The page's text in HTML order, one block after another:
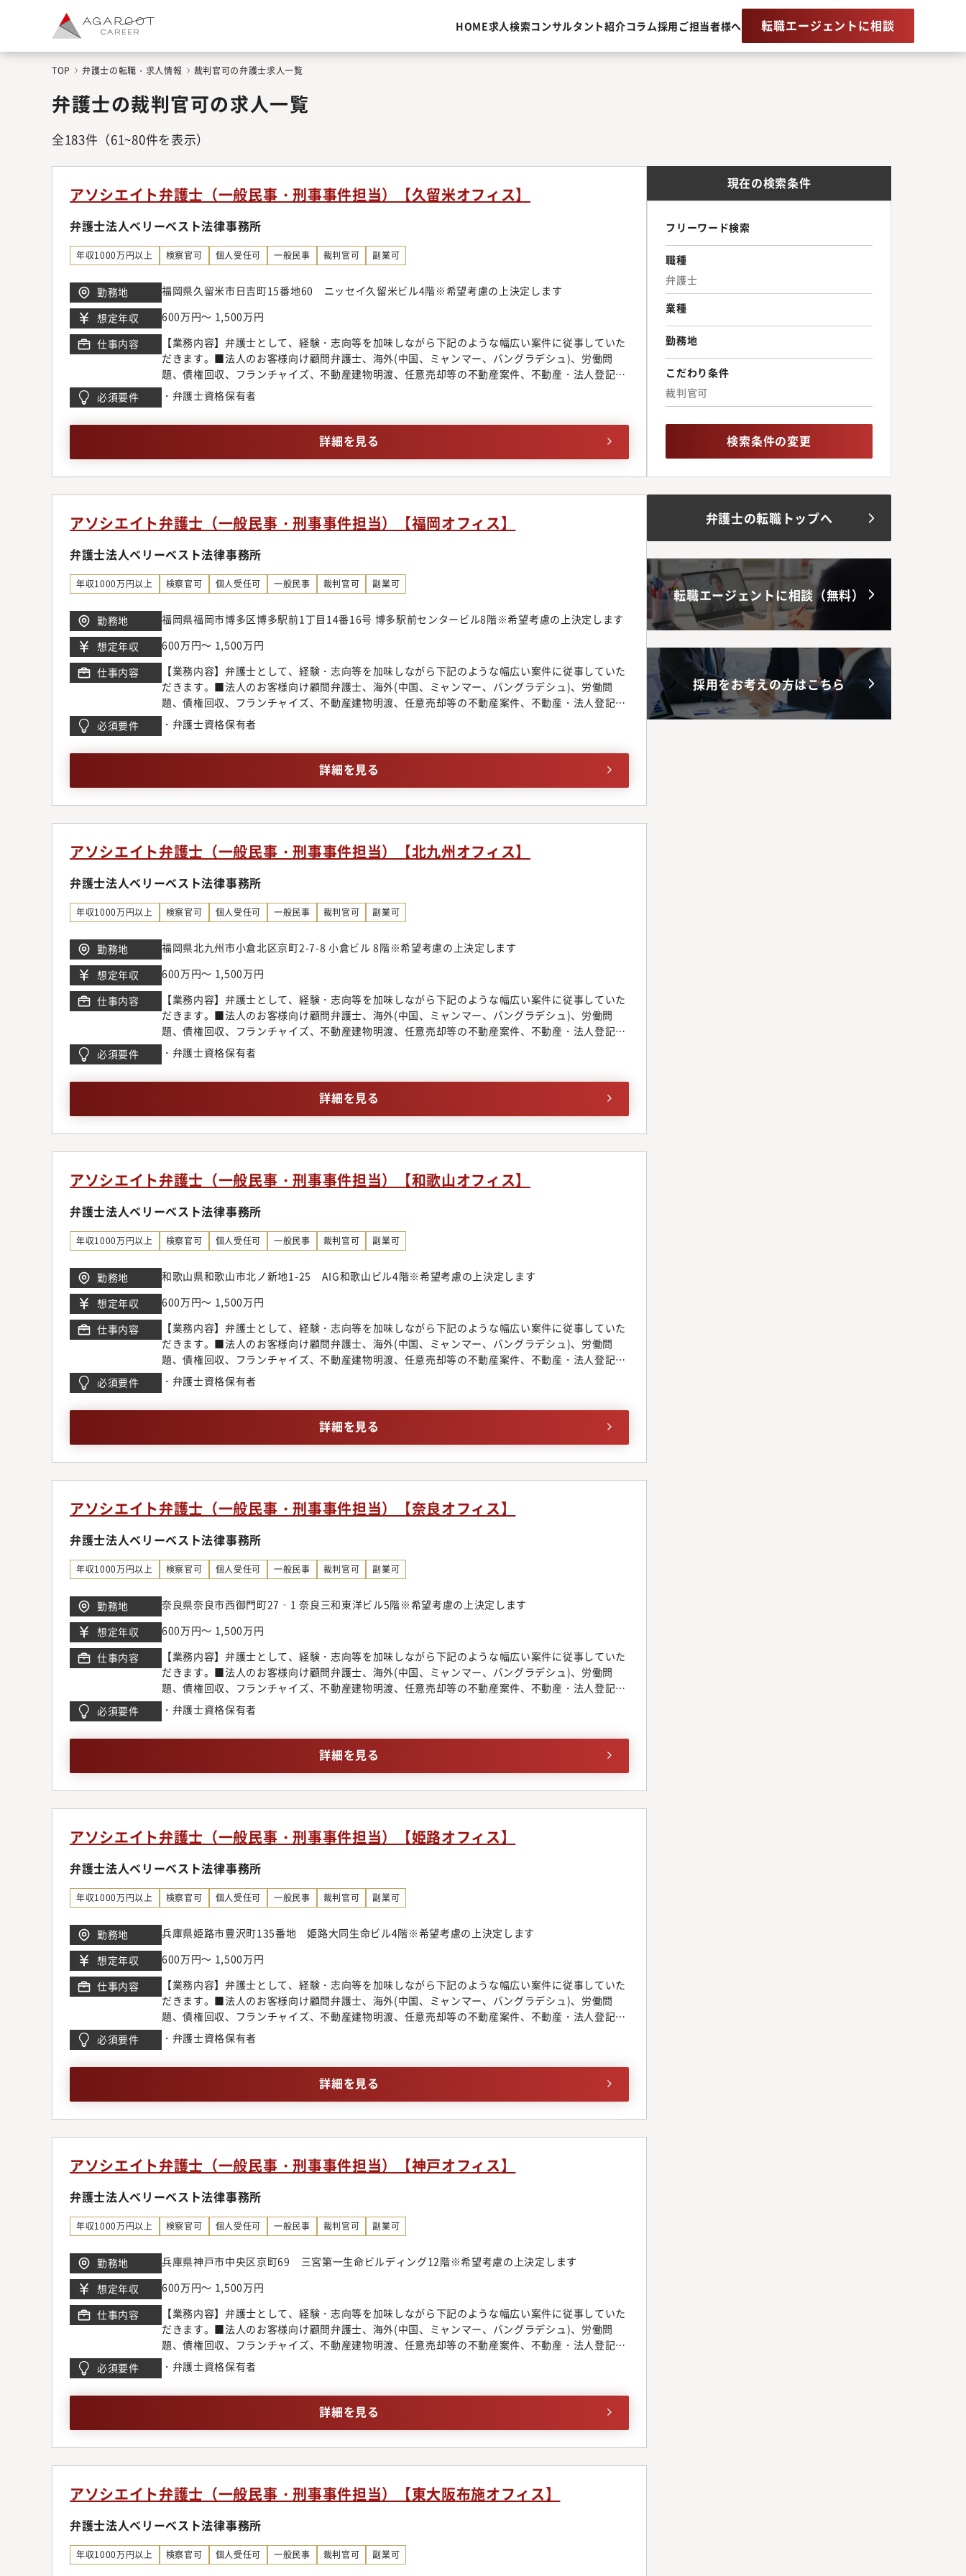
HOME求人検索コンサルタント紹介コラム採用ご担当者様へ 転職エージェントに相談
TOP 弁護士の転職・求人情報 裁判官可の弁護士求人一覧
弁護士の裁判官可の求人一覧
全183件 （61~80件を表示）
アソシエイト弁護士（一般民事・刑事事件担当）【久留米オフィス】
弁護士法人ベリーベスト法律事務所
年収1000万円以上 検察官可 個人受任可 一般民事 裁判官可 副業可
勤務地
福岡県久留米市日吉町15番地60 ニッセイ久留米ビル4階※希望考慮の上決定します
想定年収
600万円～ 1,500万円
仕事内容
【業務内容】弁護士として、経験・志向等を加味しながら下記のような幅広い案件に従事していた
だきます。■法人のお客様向け顧問弁護士、海外(中国、ミャンマー、バングラデシュ)、労働問
題、債権回収、フランチャイズ、不動産建物明渡、任意売却等の不動産案件、不動産・法人登記、
企業倒産、為替デリバティブ問題、各種契約案件、ITビジネス法務、コーポレートガバナンス、
M&A、ベンチャー法務、IPO法務、事業承継、訴訟案件、紛争案件、知的財産、スポーツエンター
テイメント、国際取引、外国人のビザ申請■個人のお客様向け交通事故、B型肝炎訴訟給付金請
求、離婚問題、刑事弁護、債務整理、遺産相続、労働問題、債権回収、消費者被害、外国人のビザ
は各専門チーム毎にマーケティングの段階から弁護士が関わる仕組みを構築しています。マーケ
ティングチームのスタッフの助けを借りながら、どうすれば案件を獲得できるかを弁護士が主体的
に考えています。また、顧客獲得の見込みがある程度立ったクロージングの段階では、弁護士にも
営業同行をお願いしている為、営業のノウハウも身に着けることが可能です。◆業界最先端のビジ
ネスモデルでの実務経験一般民事を扱う法律事務所の中には、価格帯が不明瞭であったり、実績が
少なく専門性に欠ける事務所も残念ながら存在します。同事務所においては明朗会計とクライアン
ト視点に立ったリーズナブルな料金体系を構築し、あらゆる分野を手掛ける専任の弁護士が在籍。
マーケットのニーズに応じ、今後は企業法務領域に今まで以上に大きく切り込んで行くことを考え
ています。【サポート制度について】誰もが能力を発揮できる理想の法律事務所を目指し、同事務
域が広いからこそ、配属や専門領域についてミスマッチを防ぐべく、きめ細やかなサポート体制を
敷いています。【キャリアステップについて】入社後、まずは幅広い分野の仕事に触れていただ
き、2年目以降に関心の高い分野で専門性を高めていっていただきます。ゆくゆくは、より高度な
案件に挑戦しつつ後輩弁護士の育成にも携わっていただきます。経験を積み、講演・セミナーの講
必須要件 ・弁護士資格保有者
詳細を見る
アソシエイト弁護士（一般民事・刑事事件担当）【福岡オフィス】
弁護士法人ベリーベスト法律事務所
年収1000万円以上 検察官可 個人受任可 一般民事 裁判官可 副業可
勤務地
福岡県福岡市博多区博多駅前1丁目14番16号 博多駅前センタービル8階※希望考慮の上決定します
想定年収
600万円～ 1,500万円
仕事内容
【業務内容】弁護士として、経験・志向等を加味しながら下記のような幅広い案件に従事していた
だきます。■法人のお客様向け顧問弁護士、海外(中国、ミャンマー、バングラデシュ)、労働問
題、債権回収、フランチャイズ、不動産建物明渡、任意売却等の不動産案件、不動産・法人登記、
企業倒産、為替デリバティブ問題、各種契約案件、ITビジネス法務、コーポレートガバナンス、
M&A、ベンチャー法務、IPO法務、事業承継、訴訟案件、紛争案件、知的財産、スポーツエンター
テイメント、国際取引、外国人のビザ申請■個人のお客様向け交通事故、B型肝炎訴訟給付金請
求、離婚問題、刑事弁護、債務整理、遺産相続、労働問題、債権回収、消費者被害、外国人のビザ
は各専門チーム毎にマーケティングの段階から弁護士が関わる仕組みを構築しています。マーケ
ティングチームのスタッフの助けを借りながら、どうすれば案件を獲得できるかを弁護士が主体的
に考えています。また、顧客獲得の見込みがある程度立ったクロージングの段階では、弁護士にも
営業同行をお願いしている為、営業のノウハウも身に着けることが可能です。◆業界最先端のビジ
ネスモデルでの実務経験一般民事を扱う法律事務所の中には、価格帯が不明瞭であったり、実績が
少なく専門性に欠ける事務所も残念ながら存在します。同事務所においては明朗会計とクライアン
ト視点に立ったリーズナブルな料金体系を構築し、あらゆる分野を手掛ける専任の弁護士が在籍。
マーケットのニーズに応じ、今後は企業法務領域に今まで以上に大きく切り込んで行くことを考え
ています。【サポート制度について】誰もが能力を発揮できる理想の法律事務所を目指し、同事務
域が広いからこそ、配属や専門領域についてミスマッチを防ぐべく、きめ細やかなサポート体制を
敷いています。【キャリアステップについて】入社後、まずは幅広い分野の仕事に触れていただ
き、2年目以降に関心の高い分野で専門性を高めていっていただきます。ゆくゆくは、より高度な
案件に挑戦しつつ後輩弁護士の育成にも携わっていただきます。経験を積み、講演・セミナーの講
必須要件 ・弁護士資格保有者
詳細を見る
アソシエイト弁護士（一般民事・刑事事件担当）【北九州オフィス】
弁護士法人ベリーベスト法律事務所
年収1000万円以上 検察官可 個人受任可 一般民事 裁判官可 副業可
勤務地
福岡県北九州市小倉北区京町2-7-8 小倉ビル 8階※希望考慮の上決定します
想定年収
600万円～ 1,500万円
仕事内容
【業務内容】弁護士として、経験・志向等を加味しながら下記のような幅広い案件に従事していた
だきます。■法人のお客様向け顧問弁護士、海外(中国、ミャンマー、バングラデシュ)、労働問
題、債権回収、フランチャイズ、不動産建物明渡、任意売却等の不動産案件、不動産・法人登記、
企業倒産、為替デリバティブ問題、各種契約案件、ITビジネス法務、コーポレートガバナンス、
M&A、ベンチャー法務、IPO法務、事業承継、訴訟案件、紛争案件、知的財産、スポーツエンター
テイメント、国際取引、外国人のビザ申請■個人のお客様向け交通事故、B型肝炎訴訟給付金請
求、離婚問題、刑事弁護、債務整理、遺産相続、労働問題、債権回収、消費者被害、外国人のビザ
は各専門チーム毎にマーケティングの段階から弁護士が関わる仕組みを構築しています。マーケ
ティングチームのスタッフの助けを借りながら、どうすれば案件を獲得できるかを弁護士が主体的
に考えています。また、顧客獲得の見込みがある程度立ったクロージングの段階では、弁護士にも
営業同行をお願いしている為、営業のノウハウも身に着けることが可能です。◆業界最先端のビジ
ネスモデルでの実務経験一般民事を扱う法律事務所の中には、価格帯が不明瞭であったり、実績が
少なく専門性に欠ける事務所も残念ながら存在します。同事務所においては明朗会計とクライアン
ト視点に立ったリーズナブルな料金体系を構築し、あらゆる分野を手掛ける専任の弁護士が在籍。
マーケットのニーズに応じ、今後は企業法務領域に今まで以上に大きく切り込んで行くことを考え
ています。【サポート制度について】誰もが能力を発揮できる理想の法律事務所を目指し、同事務
域が広いからこそ、配属や専門領域についてミスマッチを防ぐべく、きめ細やかなサポート体制を
敷いています。【キャリアステップについて】入社後、まずは幅広い分野の仕事に触れていただ
き、2年目以降に関心の高い分野で専門性を高めていっていただきます。ゆくゆくは、より高度な
案件に挑戦しつつ後輩弁護士の育成にも携わっていただきます。経験を積み、講演・セミナーの講
必須要件 ・弁護士資格保有者
詳細を見る
アソシエイト弁護士（一般民事・刑事事件担当）【和歌山オフィス】
弁護士法人ベリーベスト法律事務所
年収1000万円以上 検察官可 個人受任可 一般民事 裁判官可 副業可
勤務地
和歌山県和歌山市北ノ新地1-25 AIG和歌山ビル4階※希望考慮の上決定します
想定年収
600万円～ 1,500万円
仕事内容
【業務内容】弁護士として、経験・志向等を加味しながら下記のような幅広い案件に従事していた
だきます。■法人のお客様向け顧問弁護士、海外(中国、ミャンマー、バングラデシュ)、労働問
題、債権回収、フランチャイズ、不動産建物明渡、任意売却等の不動産案件、不動産・法人登記、
企業倒産、為替デリバティブ問題、各種契約案件、ITビジネス法務、コーポレートガバナンス、
M&A、ベンチャー法務、IPO法務、事業承継、訴訟案件、紛争案件、知的財産、スポーツエンター
テイメント、国際取引、外国人のビザ申請■個人のお客様向け交通事故、B型肝炎訴訟給付金請
求、離婚問題、刑事弁護、債務整理、遺産相続、労働問題、債権回収、消費者被害、外国人のビザ
は各専門チーム毎にマーケティングの段階から弁護士が関わる仕組みを構築しています。マーケ
ティングチームのスタッフの助けを借りながら、どうすれば案件を獲得できるかを弁護士が主体的
に考えています。また、顧客獲得の見込みがある程度立ったクロージングの段階では、弁護士にも
営業同行をお願いしている為、営業のノウハウも身に着けることが可能です。◆業界最先端のビジ
ネスモデルでの実務経験一般民事を扱う法律事務所の中には、価格帯が不明瞭であったり、実績が
少なく専門性に欠ける事務所も残念ながら存在します。同事務所においては明朗会計とクライアン
ト視点に立ったリーズナブルな料金体系を構築し、あらゆる分野を手掛ける専任の弁護士が在籍。
マーケットのニーズに応じ、今後は企業法務領域に今まで以上に大きく切り込んで行くことを考え
ています。【サポート制度について】誰もが能力を発揮できる理想の法律事務所を目指し、同事務
域が広いからこそ、配属や専門領域についてミスマッチを防ぐべく、きめ細やかなサポート体制を
敷いています。【キャリアステップについて】入社後、まずは幅広い分野の仕事に触れていただ
き、2年目以降に関心の高い分野で専門性を高めていっていただきます。ゆくゆくは、より高度な
案件に挑戦しつつ後輩弁護士の育成にも携わっていただきます。経験を積み、講演・セミナーの講
必須要件 ・弁護士資格保有者
詳細を見る
アソシエイト弁護士（一般民事・刑事事件担当）【奈良オフィス】
弁護士法人ベリーベスト法律事務所
年収1000万円以上 検察官可 個人受任可 一般民事 裁判官可 副業可
勤務地
奈良県奈良市西御門町27‐1 奈良三和東洋ビル5階※希望考慮の上決定します
想定年収
600万円～ 1,500万円
仕事内容
【業務内容】弁護士として、経験・志向等を加味しながら下記のような幅広い案件に従事していた
だきます。■法人のお客様向け顧問弁護士、海外(中国、ミャンマー、バングラデシュ)、労働問
題、債権回収、フランチャイズ、不動産建物明渡、任意売却等の不動産案件、不動産・法人登記、
企業倒産、為替デリバティブ問題、各種契約案件、ITビジネス法務、コーポレートガバナンス、
M&A、ベンチャー法務、IPO法務、事業承継、訴訟案件、紛争案件、知的財産、スポーツエンター
テイメント、国際取引、外国人のビザ申請■個人のお客様向け交通事故、B型肝炎訴訟給付金請
求、離婚問題、刑事弁護、債務整理、遺産相続、労働問題、債権回収、消費者被害、外国人のビザ
は各専門チーム毎にマーケティングの段階から弁護士が関わる仕組みを構築しています。マーケ
ティングチームのスタッフの助けを借りながら、どうすれば案件を獲得できるかを弁護士が主体的
に考えています。また、顧客獲得の見込みがある程度立ったクロージングの段階では、弁護士にも
営業同行をお願いしている為、営業のノウハウも身に着けることが可能です。◆業界最先端のビジ
ネスモデルでの実務経験一般民事を扱う法律事務所の中には、価格帯が不明瞭であったり、実績が
少なく専門性に欠ける事務所も残念ながら存在します。同事務所においては明朗会計とクライアン
ト視点に立ったリーズナブルな料金体系を構築し、あらゆる分野を手掛ける専任の弁護士が在籍。
マーケットのニーズに応じ、今後は企業法務領域に今まで以上に大きく切り込んで行くことを考え
ています。【サポート制度について】誰もが能力を発揮できる理想の法律事務所を目指し、同事務
域が広いからこそ、配属や専門領域についてミスマッチを防ぐべく、きめ細やかなサポート体制を
敷いています。【キャリアステップについて】入社後、まずは幅広い分野の仕事に触れていただ
き、2年目以降に関心の高い分野で専門性を高めていっていただきます。ゆくゆくは、より高度な
案件に挑戦しつつ後輩弁護士の育成にも携わっていただきます。経験を積み、講演・セミナーの講
必須要件 ・弁護士資格保有者
詳細を見る
アソシエイト弁護士（一般民事・刑事事件担当）【姫路オフィス】
弁護士法人ベリーベスト法律事務所
年収1000万円以上 検察官可 個人受任可 一般民事 裁判官可 副業可
勤務地
兵庫県姫路市豊沢町135番地 姫路大同生命ビル4階※希望考慮の上決定します
想定年収
600万円～ 1,500万円
仕事内容
【業務内容】弁護士として、経験・志向等を加味しながら下記のような幅広い案件に従事していた
だきます。■法人のお客様向け顧問弁護士、海外(中国、ミャンマー、バングラデシュ)、労働問
題、債権回収、フランチャイズ、不動産建物明渡、任意売却等の不動産案件、不動産・法人登記、
企業倒産、為替デリバティブ問題、各種契約案件、ITビジネス法務、コーポレートガバナンス、
M&A、ベンチャー法務、IPO法務、事業承継、訴訟案件、紛争案件、知的財産、スポーツエンター
テイメント、国際取引、外国人のビザ申請■個人のお客様向け交通事故、B型肝炎訴訟給付金請
求、離婚問題、刑事弁護、債務整理、遺産相続、労働問題、債権回収、消費者被害、外国人のビザ
は各専門チーム毎にマーケティングの段階から弁護士が関わる仕組みを構築しています。マーケ
ティングチームのスタッフの助けを借りながら、どうすれば案件を獲得できるかを弁護士が主体的
に考えています。また、顧客獲得の見込みがある程度立ったクロージングの段階では、弁護士にも
営業同行をお願いしている為、営業のノウハウも身に着けることが可能です。◆業界最先端のビジ
ネスモデルでの実務経験一般民事を扱う法律事務所の中には、価格帯が不明瞭であったり、実績が
少なく専門性に欠ける事務所も残念ながら存在します。同事務所においては明朗会計とクライアン
ト視点に立ったリーズナブルな料金体系を構築し、あらゆる分野を手掛ける専任の弁護士が在籍。
マーケットのニーズに応じ、今後は企業法務領域に今まで以上に大きく切り込んで行くことを考え
ています。【サポート制度について】誰もが能力を発揮できる理想の法律事務所を目指し、同事務
域が広いからこそ、配属や専門領域についてミスマッチを防ぐべく、きめ細やかなサポート体制を
敷いています。【キャリアステップについて】入社後、まずは幅広い分野の仕事に触れていただ
き、2年目以降に関心の高い分野で専門性を高めていっていただきます。ゆくゆくは、より高度な
案件に挑戦しつつ後輩弁護士の育成にも携わっていただきます。経験を積み、講演・セミナーの講
必須要件 ・弁護士資格保有者
詳細を見る
アソシエイト弁護士（一般民事・刑事事件担当）【神戸オフィス】
弁護士法人ベリーベスト法律事務所
年収1000万円以上 検察官可 個人受任可 一般民事 裁判官可 副業可
勤務地
兵庫県神戸市中央区京町69 三宮第一生命ビルディング12階※希望考慮の上決定します
想定年収
600万円～ 1,500万円
仕事内容
【業務内容】弁護士として、経験・志向等を加味しながら下記のような幅広い案件に従事していた
だきます。■法人のお客様向け顧問弁護士、海外(中国、ミャンマー、バングラデシュ)、労働問
題、債権回収、フランチャイズ、不動産建物明渡、任意売却等の不動産案件、不動産・法人登記、
企業倒産、為替デリバティブ問題、各種契約案件、ITビジネス法務、コーポレートガバナンス、
M&A、ベンチャー法務、IPO法務、事業承継、訴訟案件、紛争案件、知的財産、スポーツエンター
テイメント、国際取引、外国人のビザ申請■個人のお客様向け交通事故、B型肝炎訴訟給付金請
求、離婚問題、刑事弁護、債務整理、遺産相続、労働問題、債権回収、消費者被害、外国人のビザ
は各専門チーム毎にマーケティングの段階から弁護士が関わる仕組みを構築しています。マーケ
ティングチームのスタッフの助けを借りながら、どうすれば案件を獲得できるかを弁護士が主体的
に考えています。また、顧客獲得の見込みがある程度立ったクロージングの段階では、弁護士にも
営業同行をお願いしている為、営業のノウハウも身に着けることが可能です。◆業界最先端のビジ
ネスモデルでの実務経験一般民事を扱う法律事務所の中には、価格帯が不明瞭であったり、実績が
少なく専門性に欠ける事務所も残念ながら存在します。同事務所においては明朗会計とクライアン
必須要件 ・弁護士資格保有者
詳細を見る
アソシエイト弁護士（一般民事・刑事事件担当）【東大阪布施オフィス】
弁護士法人ベリーベスト法律事務所
年収1000万円以上 検察官可 個人受任可 一般民事 裁判官可 副業可
現在の検索条件
フリーワード検索
職種
弁護士
業種
勤務地
こだわり条件
裁判官可
検索条件の変更
弁護士の転職トップへ
転職エージェントに相談（無料）
採用をお考えの方はこちら